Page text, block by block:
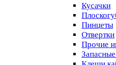
Кусачки
Пинцеты
Отвертки
Прочие